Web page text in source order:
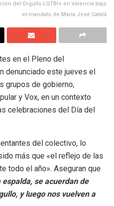
del Orgullo LGTBI+ en Valencia bajo
el mandato de María José Catalá
en el Pleno del
denunciado este jueves el
grupos de gobierno,
y Vox, en un contexto
celebraciones del Día del
del colectivo, lo
más que «el reflejo de las
todo el año». Aseguran que
espalda, se acuerdan de
y luego nos vuelven a